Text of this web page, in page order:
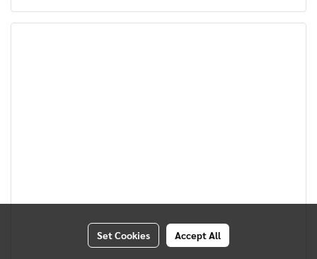
Set Cookies Accept All